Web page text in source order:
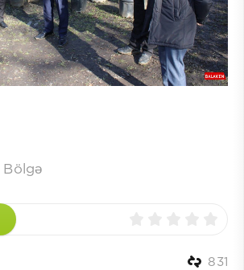
Bölgə
831